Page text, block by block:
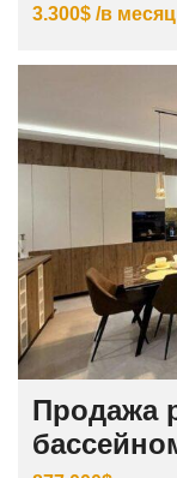
3.300$ /в месяц
Продажа